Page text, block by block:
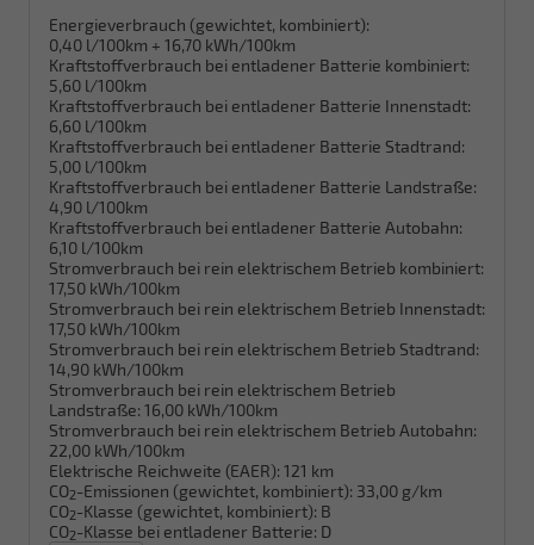
Energieverbrauch (gewichtet, kombiniert):
0,40 l/100km + 16,70 kWh/100km
Kraftstoffverbrauch bei entladener Batterie kombiniert:
5,60 l/100km
Kraftstoffverbrauch bei entladener Batterie Innenstadt:
6,60 l/100km
Kraftstoffverbrauch bei entladener Batterie Stadtrand:
5,00 l/100km
Kraftstoffverbrauch bei entladener Batterie Landstraße:
4,90 l/100km
Kraftstoffverbrauch bei entladener Batterie Autobahn:
6,10 l/100km
Stromverbrauch bei rein elektrischem Betrieb kombiniert:
17,50 kWh/100km
Stromverbrauch bei rein elektrischem Betrieb Innenstadt:
17,50 kWh/100km
Stromverbrauch bei rein elektrischem Betrieb Stadtrand:
14,90 kWh/100km
Stromverbrauch bei rein elektrischem Betrieb
Landstraße: 16,00 kWh/100km
Stromverbrauch bei rein elektrischem Betrieb Autobahn:
22,00 kWh/100km
Elektrische Reichweite (EAER): 121 km
CO2-Emissionen (gewichtet, kombiniert): 33,00 g/km
CO2-Klasse (gewichtet, kombiniert): B
CO2-Klasse bei entladener Batterie: D